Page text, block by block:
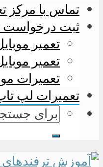
تماس با مرکز
ثبت درخواست
تعمیر
تعمیر
تعمیرات
تعمیرات لپ